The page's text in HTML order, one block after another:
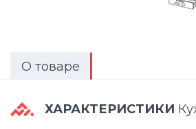
О товаре
ХАРАКТЕРИСТИКИ